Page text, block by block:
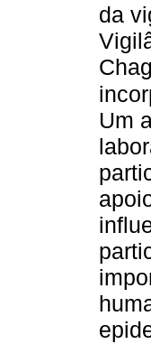
da
Um